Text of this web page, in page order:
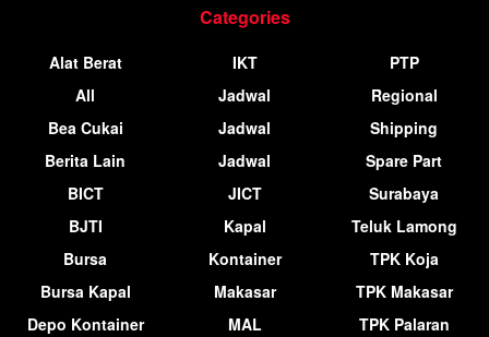
Categories
Alat Berat
All
Bea Cukai
Berita Lain
BICT
BJTI
Bursa
Bursa Kapal
Depo Kontainer
IKT
Jadwal
Jadwal
Jadwal
JICT
Kapal
Kontainer
Makasar
MAL
PTP
Regional
Shipping
Spare Part
Surabaya
Teluk Lamong
TPK Koja
TPK Makasar
TPK Palaran